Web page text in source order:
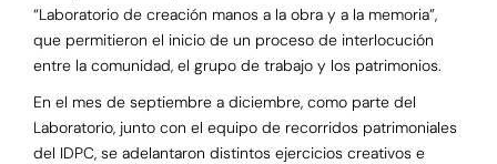
“Laboratorio de creación manos a la obra y a la memoria”,
que permitieron el inicio de un proceso de interlocución
entre la comunidad, el grupo de trabajo y los patrimonios.
En el mes de septiembre a diciembre, como parte del
Laboratorio, junto con el equipo de recorridos patrimoniales
del IDPC, se adelantaron distintos ejercicios creativos e